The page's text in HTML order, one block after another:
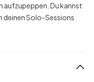
aufzupeppen. Du kannst
deinen Solo-Sessions